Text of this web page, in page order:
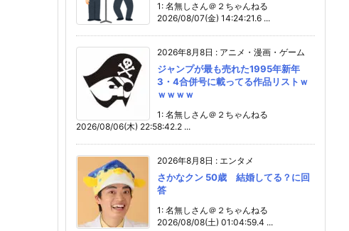
1: 名無しさん＠２ちゃんねる
2026/08/07(金) 14:24:21.6 ...
2026年8月8日 : アニメ・漫画・ゲーム
ジャンプが最も売れた1995年新年
3・4合併号に載ってる作品リストｗ
ｗｗｗｗ
1: 名無しさん＠２ちゃんねる
2026/08/06(木) 22:58:42.2 ...
2026年8月8日 : エンタメ
さかなクン 50歳 結婚してる？に回
答
1: 名無しさん＠２ちゃんねる
2026/08/08(土) 01:04:59.4 ...